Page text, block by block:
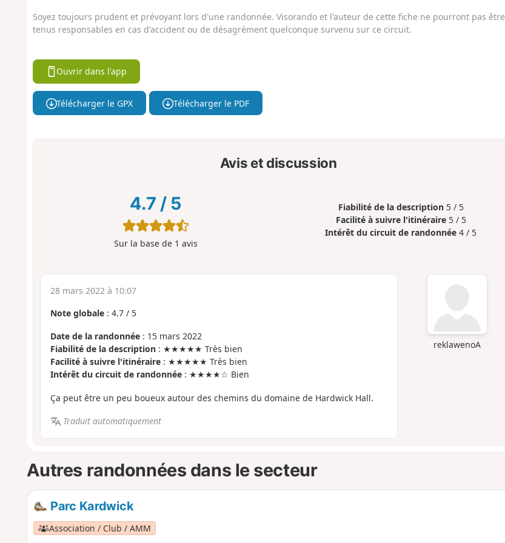
Soyez toujours prudent et prévoyant lors d'une randonnée. Visorando et l'auteur de cette fiche ne pourront pas être
tenus responsables en cas d'accident ou de désagrément quelconque survenu sur ce circuit.
Ouvrir dans l'app
Télécharger le GPX Télécharger le PDF
Avis et discussion
4.7 / 5
Sur la base de 1 avis
Fiabilité de la description 5 / 5
Facilité à suivre l'itinéraire 5 / 5
Intérêt du circuit de randonnée 4 / 5
reklawenoA
28 mars 2022 à 10:07
Note globale: 4.7/ 5
Date de la randonnée: 15 mars 2022
Fiabilité de la description: ★★★★★ Très bien
Facilité à suivre l'itinéraire: ★★★★★ Très bien
Intérêt du circuit de randonnée: ★★★★☆ Bien
Ça peut être un peu boueux autour des chemins du domaine de Hardwick Hall.
Traduit automatiquement
Autres randonnées dans le secteur
Parc Kardwick
Association / Club / AMM